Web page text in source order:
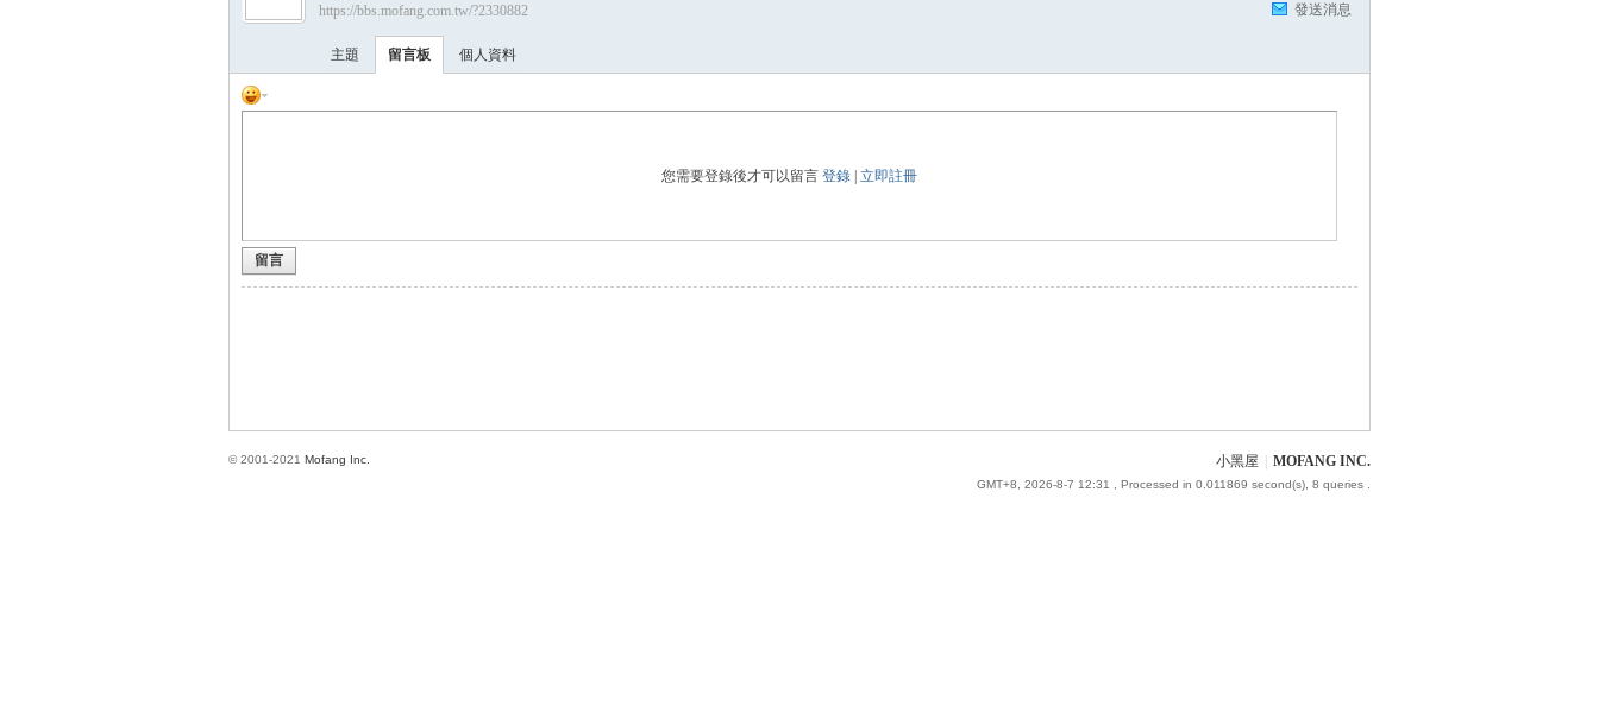
›
發送消息
https://bbs.mofang.com.tw/?2330882
主題 留言板 個人資料
您需要登錄後才可以留言登錄 |立即註冊
留言
小黑屋 MOFANG INC.
GMT+8, 2026-8-7 12:31 , Processed in 0.011869 second(s), 8 queries .
© 2001-2021 Mofang Inc.